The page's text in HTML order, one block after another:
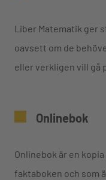
Liber Matematik ger
oavsett om de
eller verkligen vill gå
Onlinebok
Onlinebok är en
faktaboken och som